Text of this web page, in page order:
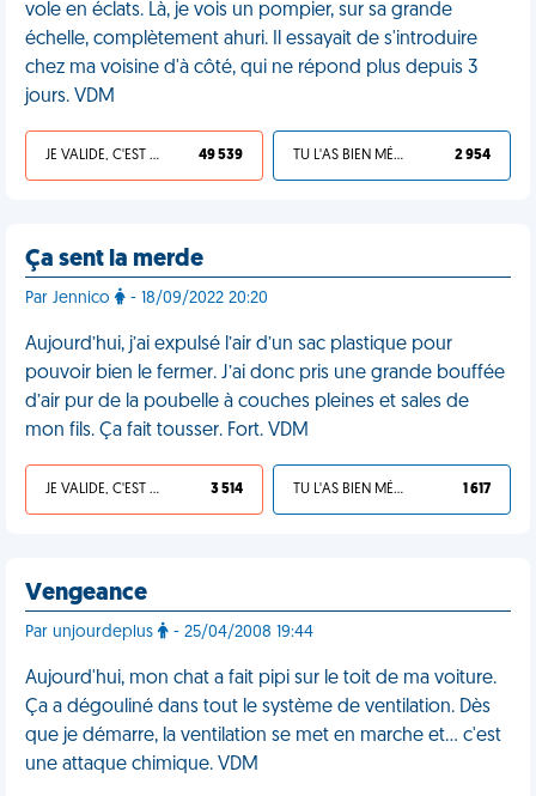
vole en éclats. Là, je vois un pompier, sur sa grande
échelle, complètement ahuri. Il essayait de s'introduire
chez ma voisine d'à côté, qui ne répond plus depuis 3
jours. VDM
JE VALIDE, C'EST UNE VDM 49 539 TU L'AS BIEN MÉRITÉ 2 954
Ça sent la merde
Par Jennico - 18/09/2022 20:20
Aujourd’hui, j’ai expulsé l’air d’un sac plastique pour
pouvoir bien le fermer. J’ai donc pris une grande bouffée
d’air pur de la poubelle à couches pleines et sales de
mon fils. Ça fait tousser. Fort. VDM
JE VALIDE, C'EST UNE VDM 3 514 TU L'AS BIEN MÉRITÉ 1 617
Vengeance
Par unjourdeplus - 25/04/2008 19:44
Aujourd'hui, mon chat a fait pipi sur le toit de ma voiture.
Ça a dégouliné dans tout le système de ventilation. Dès
que je démarre, la ventilation se met en marche et... c'est
une attaque chimique. VDM